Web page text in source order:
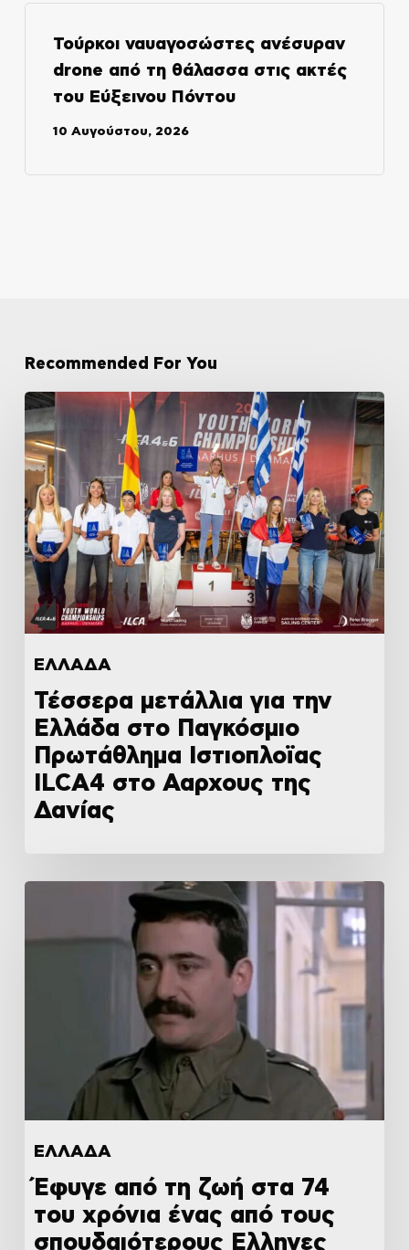
Τούρκοι ναυαγοσώστες ανέσυραν
drone από τη θάλασσα στις ακτές
του Εύξεινου Πόντου
10 Αυγούστου, 2026
Recommended For You
ΕΛΛΑΔΑ
Τέσσερα μετάλλια για την
Ελλάδα στο Παγκόσμιο
Πρωτάθλημα Ιστιοπλοϊας
ILCA4 στο Ααρχους της
Δανίας
ΕΛΛΑΔΑ
Έφυγε από τη ζωή στα 74
του χρόνια ένας από τους
σπουδαιότερους Ελληνες